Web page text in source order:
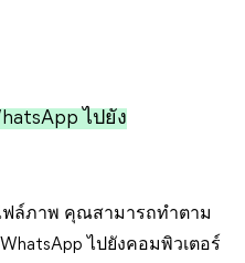
ไปยัง
ฟล์ภาพ คุณสามารถทำตาม
ไปยังคอมพิวเตอร์